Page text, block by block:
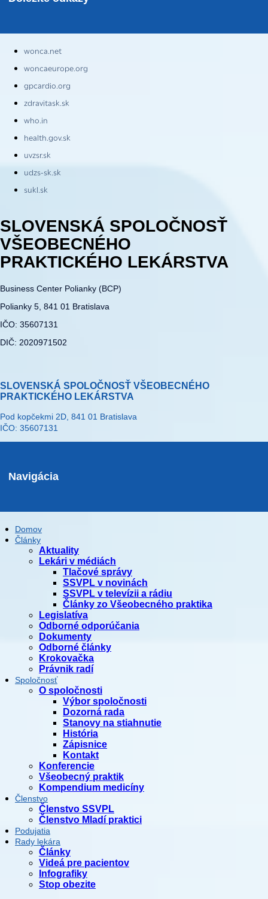
wonca.net
woncaeurope.org
gpcardio.org
zdravitask.sk
who.in
health.gov.sk
uvzsr.sk
udzs-sk.sk
sukl.sk
SLOVENSKÁ SPOLOČNOSŤ
VŠEOBECNÉHO
PRAKTICKÉHO LEKÁRSTVA
Business Center Polianky (BCP)
Polianky 5, 841 01 Bratislava
IČO: 35607131
DIČ: 2020971502
SLOVENSKÁ SPOLOČNOSŤ VŠEOBECNÉHO
PRAKTICKÉHO LEKÁRSTVA
Pod kopčekmi 2D, 841 01 Bratislava
IČO: 35607131
Navigácia
Domov
Články
Aktuality
Lekári v médiách
Tlačové správy
SSVPL v novinách
SSVPL v televízii a rádiu
Články zo Všeobecného praktika
Legislatíva
Odborné odporúčania
Dokumenty
Odborné články
Krokovačka
Právnik radí
Spoločnosť
O spoločnosti
Výbor spoločnosti
Dozorná rada
Stanovy na stiahnutie
História
Zápisnice
Kontakt
Konferencie
Všeobecný praktik
Kompendium medicíny
Členstvo
Členstvo SSVPL
Členstvo Mladí praktici
Podujatia
Rady lekára
Články
Videá pre pacientov
Infografiky
Stop obezite